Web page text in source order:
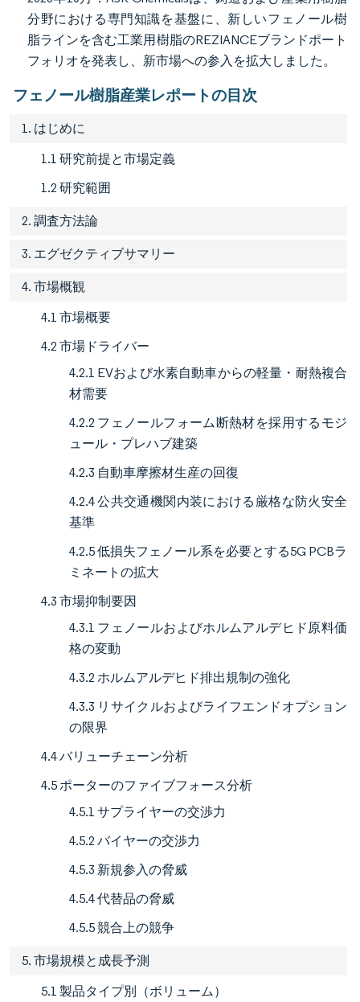
分野における専門知識を基盤に、新しいフェノール樹
脂ラインを含む工業用樹脂のREZIANCEブランドポート
フォリオを発表し、新市場への参入を拡大しました。
フェノール樹脂産業レポートの目次
1. はじめに
1.1 研究前提と市場定義
1.2 研究範囲
2. 調査方法論
3. エグゼクティブサマリー
4. 市場概観
4.1 市場概要
4.2 市場ドライバー
4.2.1 EVおよび水素自動車からの軽量・耐熱複合
材需要
4.2.2 フェノールフォーム断熱材を採用するモジ
ュール・プレハブ建築
4.2.3 自動車摩擦材生産の回復
4.2.4 公共交通機関内装における厳格な防火安全
基準
4.2.5 低損失フェノール系を必要とする5G PCBラ
ミネートの拡大
4.3 市場抑制要因
4.3.1 フェノールおよびホルムアルデヒド原料価
格の変動
4.3.2 ホルムアルデヒド排出規制の強化
4.3.3 リサイクルおよびライフエンドオプション
の限界
4.4 バリューチェーン分析
4.5 ポーターのファイブフォース分析
4.5.1 サプライヤーの交渉力
4.5.2 バイヤーの交渉力
4.5.3 新規参入の脅威
4.5.4 代替品の脅威
4.5.5 競合上の競争
5. 市場規模と成長予測
5.1 製品タイプ別（ボリューム）